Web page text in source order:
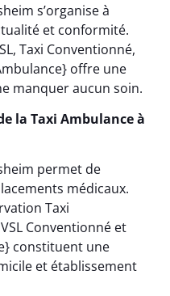
s’organise à
et conformité.
Taxi Conventionné,
offre une
manquer aucun soin.
la Taxi Ambulance à
permet de
médicaux.
Taxi
Conventionné et
constituent une
et établissement